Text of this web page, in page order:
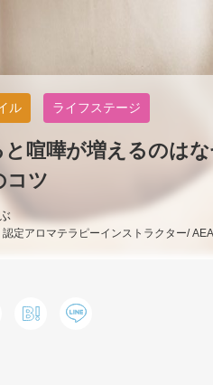
ル ライフステージ
喧嘩が増えるのは
コツ
認定アロマテラピーインストラクター/